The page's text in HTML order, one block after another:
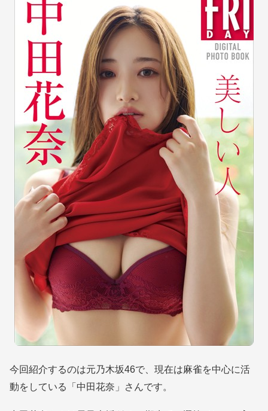
今回紹介するのは元乃木坂46で、現在は麻雀を中心に活
動をしている「中田花奈」さんです。